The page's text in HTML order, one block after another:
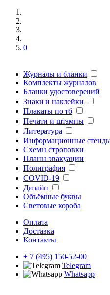
0
Журналы и бланки
Комплекты журналов
Бланки удостоверений
Знаки и наклейки
Плакаты по тб
Печати и штампы
Литература
Информационные
Схемы строповки
Планы эвакуации
Полиграфия
COVID-19
Дизайн
Объёмные буквы
Световые короба
Оплата
Доставка
Контакты
+ 7 (495) 150-52-00
Telegram
Whatsapp